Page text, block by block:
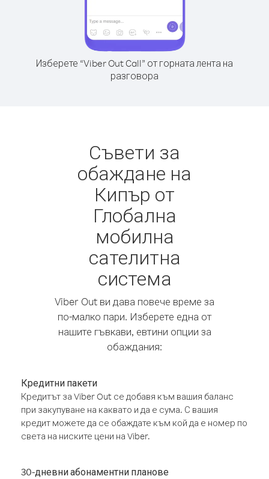
Изберете “Viber Out Call” от горната лента на
разговора
Съвети за
обаждане на
Кипър от
Глобална
мобилна
сателитна
система
Viber Out ви дава повече време за
по-малко пари. Изберете една от
нашите гъвкави, евтини опции за
обаждания:
Кредитни пакети
Кредитът за Viber Out се добавя към вашия баланс
при закупуване на каквато и да е сума. С вашия
кредит можете да се обаждате към кой да е номер по
света на ниските цени на Viber.
30-дневни абонаментни планове